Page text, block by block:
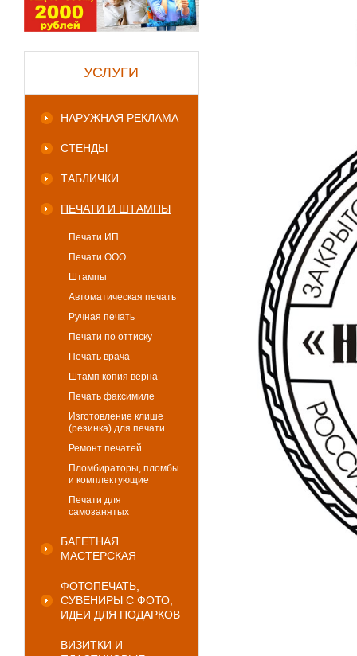
УСЛУГИ
НАРУЖНАЯ РЕКЛАМА
СТЕНДЫ
ТАБЛИЧКИ
ПЕЧАТИ И ШТАМПЫ
Печати ИП
Печати ООО
Штампы
Автоматическая печать
Ручная печать
Печати по оттиску
Печать врача
Штамп копия верна
Печать факсимиле
Изготовление клише
(резинка) для печати
Ремонт печатей
Пломбираторы, пломбы
и комплектующие
Печати для
самозанятых
БАГЕТНАЯ
МАСТЕРСКАЯ
ФОТОПЕЧАТЬ,
СУВЕНИРЫ С ФОТО,
ИДЕИ ДЛЯ ПОДАРКОВ
ВИЗИТКИ И